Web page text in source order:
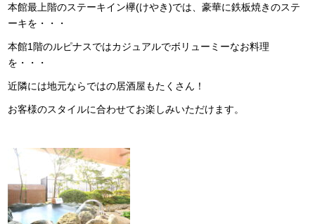
本館最上階のステーキイン欅(けやき)では、豪華に鉄板焼きのステ
ーキを・・・
本館1階のルピナスではカジュアルでボリューミーなお料理
を・・・
近隣には地元ならではの居酒屋もたくさん！
お客様のスタイルに合わせてお楽しみいただけます。